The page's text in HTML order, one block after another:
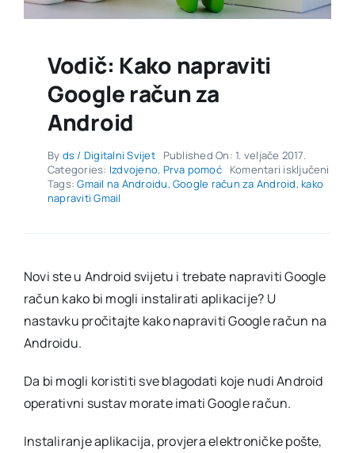
Vodič: Kako napraviti
Google račun za
Android
By ds / Digitalni Svijet
Published On: 1. veljače 2017.
Categories: Izdvojeno, Prva pomoć Komentari isključeni
Tags:Gmail na Androidu,Google račun za Android,kako
napraviti Gmail
Novi ste u Android svijetu i trebate napraviti Google
račun kako bi mogli instalirati aplikacije? U
nastavku pročitajte kako napraviti Google račun na
Androidu.
Da bi mogli koristiti sve blagodati koje nudi Android
operativni sustav morate imati Google račun.
Instaliranje aplikacija, provjera elektroničke pošte,